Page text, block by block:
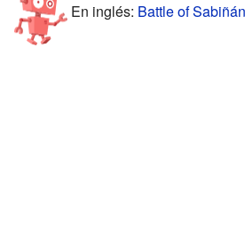
En inglés: Battle of